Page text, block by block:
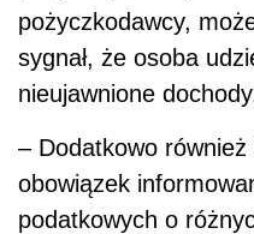
pożyczkodawcy,
sygnał, że osoba
nieujawnione
– Dodatkowo
obowiązek
podatkowych o